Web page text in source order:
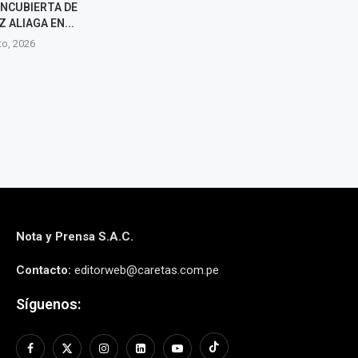
DE
ALIAGA EN...
2026
Nota y Prensa S.A.C.
Contacto: editorweb@caretas.com.pe
Síguenos: